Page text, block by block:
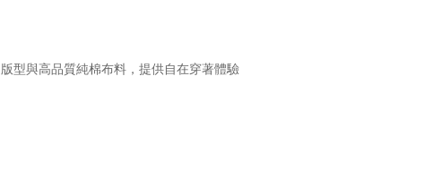
型與高品質純棉布料，提供自在穿著體驗